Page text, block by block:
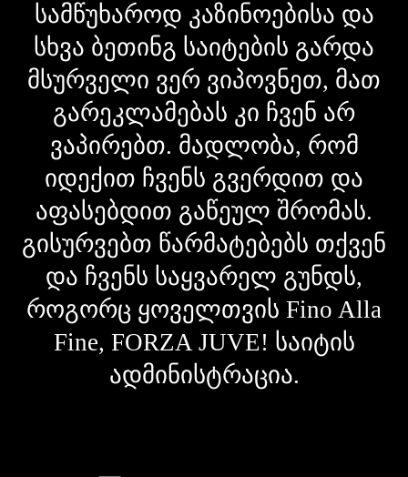
სამწუხაროდ კაზინოებისა და
სხვა ბეთინგ საიტების გარდა
მსურველი ვერ ვიპოვნეთ, მათ
გარეკლამებას კი ჩვენ არ
ვაპირებთ. მადლობა, რომ
იდექით ჩვენს გვერდით და
აფასებდით გაწეულ შრომას.
გისურვებთ წარმატებებს თქვენ
და ჩვენს საყვარელ გუნდს,
როგორც ყოველთვის Fino Alla
Fine, FORZA JUVE! საიტის
ადმინისტრაცია.